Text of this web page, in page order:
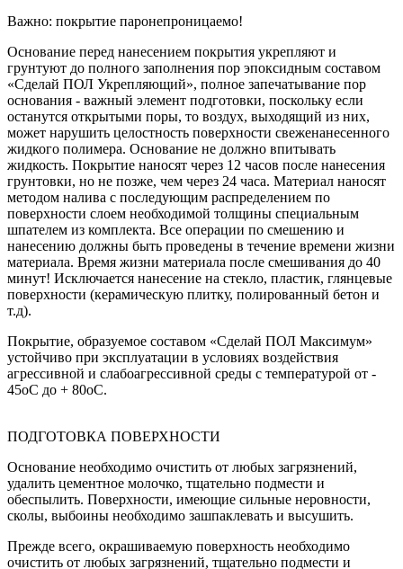
Важно: покрытие паронепроницаемо!
Основание перед нанесением покрытия укрепляют и
грунтуют до полного заполнения пор эпоксидным составом
«Сделай ПОЛ Укрепляющий», полное запечатывание пор
основания - важный элемент подготовки, поскольку если
останутся открытыми поры, то воздух, выходящий из них,
может нарушить целостность поверхности свеженанесенного
жидкого полимера. Основание не должно впитывать
жидкость. Покрытие наносят через 12 часов после нанесения
грунтовки, но не позже, чем через 24 часа. Материал наносят
методом налива с последующим распределением по
поверхности слоем необходимой толщины специальным
шпателем из комплекта. Все операции по смешению и
нанесению должны быть проведены в течение времени жизни
материала. Время жизни материала после смешивания до 40
минут! Исключается нанесение на стекло, пластик, глянцевые
поверхности (керамическую плитку, полированный бетон и
т.д).
Покрытие, образуемое составом «Сделай ПОЛ Максимум»
устойчиво при эксплуатации в условиях воздействия
агрессивной и слабоагрессивной среды с температурой от -
45оС до + 80оС.
ПОДГОТОВКА ПОВЕРХНОСТИ
Основание необходимо очистить от любых загрязнений,
удалить цементное молочко, тщательно подмести и
обеспылить. Поверхности, имеющие сильные неровности,
сколы, выбоины необходимо зашпаклевать и высушить.
Прежде всего, окрашиваемую поверхность необходимо
очистить от любых загрязнений, тщательно подмести и